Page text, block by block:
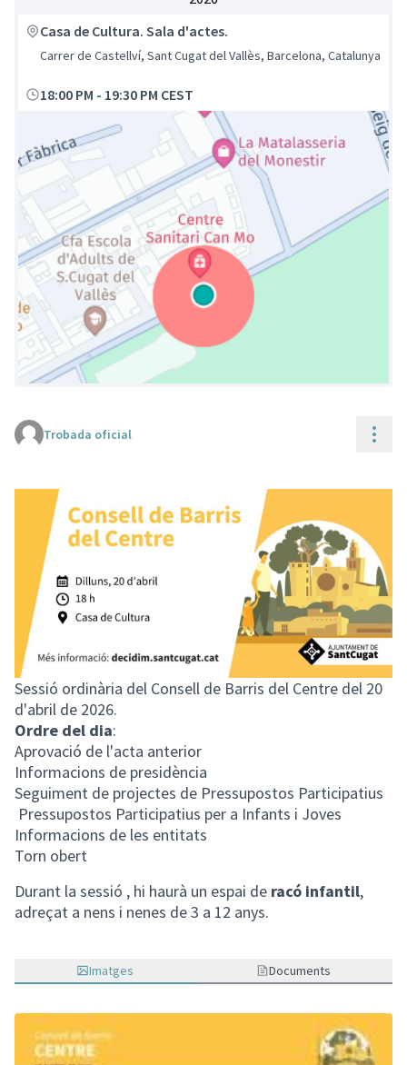
Casa de Cultura. Sala d'actes.
Carrer de Castellví, Sant Cugat del Vallès, Barcelona, Catalunya
18:00 PM - 19:30 PM CEST
(Enllaç extern)
Trobada oficial
Sessió ordinària del Consell de Barris del Centre del 20
d'abril de 2026.
Ordre del dia:
Aprovació de l'acta anterior
Informacions de presidència
Seguiment de projectes de Pressupostos Participatius
Pressupostos Participatius per a Infants i Joves
Informacions de les entitats
Torn obert
Durant la sessió , hi haurà un espai de racó infantil,
adreçat a nens i nenes de 3 a 12 anys.
Imatges Documents